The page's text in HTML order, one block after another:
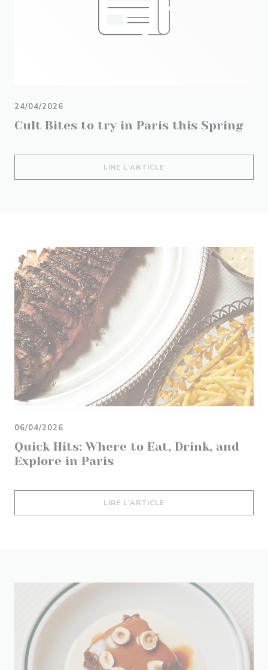
Cult Bites to try in Paris this Spring
24/04/2026
LIRE L'ARTICLE
Quick Hits: Where to Eat, Drink, and
Explore in Paris
06/04/2026
LIRE L'ARTICLE